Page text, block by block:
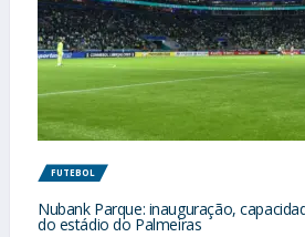
FUTEBOL
Nubank Parque: inauguração,
do estádio do Palmeiras